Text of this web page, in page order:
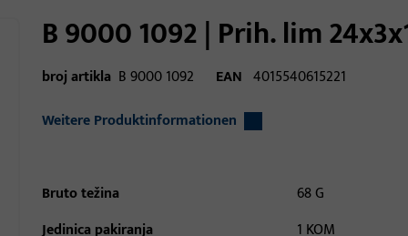
B 9000 1092 | Prih. lim
broj artikla B 9000 1092 EAN 4015540615221
Weitere Produktinformationen
Bruto težina
68 G
Jedinica pakiranja
1 KOM